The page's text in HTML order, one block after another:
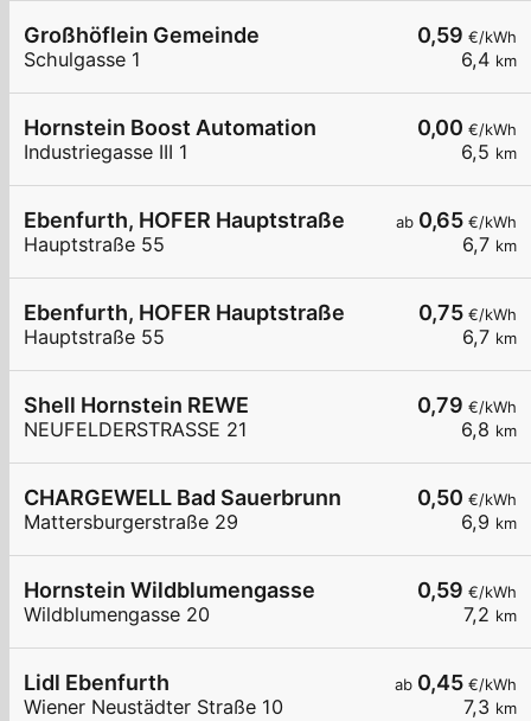
0,59 €/kWh
6,4 km
Großhöflein Gemeinde
Schulgasse 1
0,00 €/kWh
6,5 km
Hornstein Boost Automation
Industriegasse III 1
ab 0,65 €/kWh
6,7 km
Ebenfurth, HOFER Hauptstraße
Hauptstraße 55
0,75 €/kWh
6,7 km
Ebenfurth, HOFER Hauptstraße
Hauptstraße 55
0,79 €/kWh
6,8 km
Shell Hornstein REWE
NEUFELDERSTRASSE 21
0,50 €/kWh
6,9 km
CHARGEWELL Bad Sauerbrunn
Mattersburgerstraße 29
0,59 €/kWh
7,2 km
Hornstein Wildblumengasse
Wildblumengasse 20
ab 0,45 €/kWh
7,3 km
Lidl Ebenfurth
Wiener Neustädter Straße 10